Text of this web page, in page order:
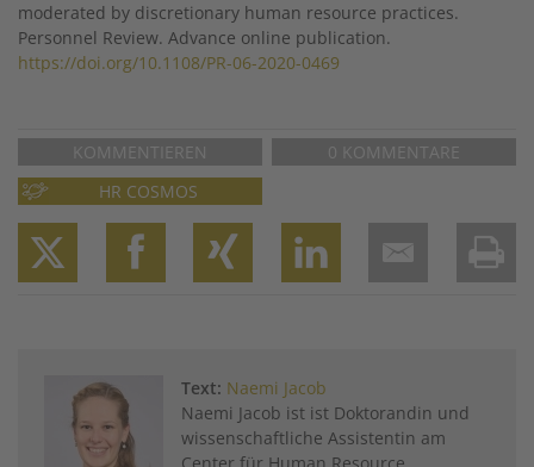
moderated by discretionary human resource practices.
Personnel Review. Advance online publication.
https://doi.org/10.1108/PR-06-2020-0469
KOMMENTIEREN
0 KOMMENTARE
HR COSMOS
Text: Naemi Jacob
Naemi Jacob ist ist Doktorandin und
wissenschaftliche Assistentin am